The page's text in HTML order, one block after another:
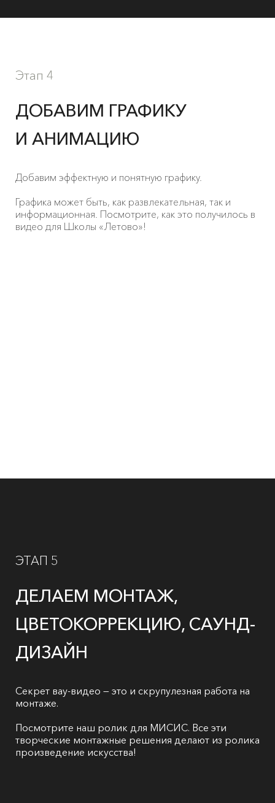
Этап 4
ДОБАВИМ ГРАФИКУ
И АНИМАЦИЮ
Добавим эффектную и понятную графику.
Графика может быть, как развлекательная, так и
информационная. Посмотрите, как это получилось в
видео для Школы «Летово»!
ЭТАП 5
ДЕЛАЕМ МОНТАЖ,
ЦВЕТОКОРРЕКЦИЮ, САУНД-
ДИЗАЙН
Секрет вау-видео — это и скрупулезная работа на
монтаже.
Посмотрите наш ролик для МИСИС. Все эти
творческие монтажные решения делают из ролика
произведение искусства!